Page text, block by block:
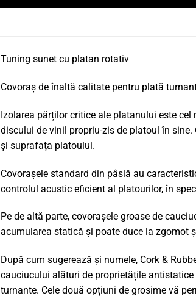
Tuning sunet cu platan rotativ
Covoraș de înaltă calitate pentru plată
Izolarea părților critice ale platanului este
discului de vinil propriu-zis de platoul în
și suprafața platoului.
Covorașele standard din pâslă au
controlul acustic eficient al platourilor, în
Pe de altă parte, covorașele groase de
acumularea statică și poate duce la zgomot
După cum sugerează și numele, Cork &
cauciucului alături de proprietățile
turnante. Cele două opțiuni de grosime vă